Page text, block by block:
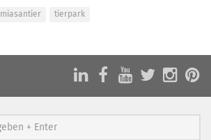
miasantier tierpark